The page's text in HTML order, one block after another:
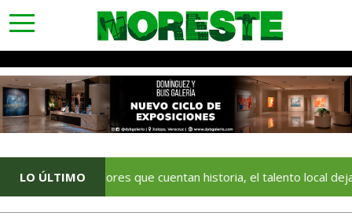
toggle
navigation
LO ÚLTIMO
Con colores que cuentan historia, el talento local deja huella en